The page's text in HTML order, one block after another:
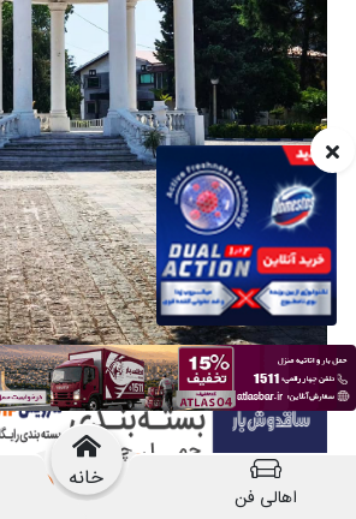
خانه
اهالی فن